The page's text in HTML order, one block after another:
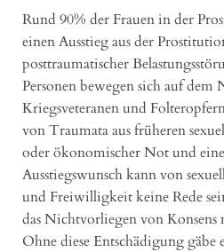
Rund 90% der Frauen in der
einen Ausstieg aus der
posttraumatischer
Personen bewegen sich auf dem
Kriegsveteranen und
von Traumata aus früheren
oder ökonomischer Not und
Ausstiegswunsch kann von
und Freiwilligkeit keine Rede
das Nichtvorliegen von Konsens
Ohne diese Entschädigung